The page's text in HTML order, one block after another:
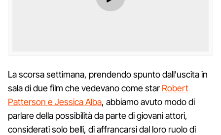
La scorsa settimana, prendendo spunto dall'uscita in
sala di due film che vedevano come star Robert
Patterson e Jessica Alba, abbiamo avuto modo di
parlare della possibilità da parte di giovani attori,
considerati solo belli, di affrancarsi dal loro ruolo di